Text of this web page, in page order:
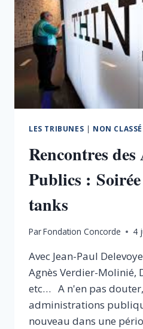
LES TRIBUNES | NON CLASSÉ
Rencontres des
Publics :
tanks
ParFondation Concorde 4
Avec Jean-Paul
Agnès Verdier-Molinié,
etc… A n'en pas
administrations
nouveau dans une